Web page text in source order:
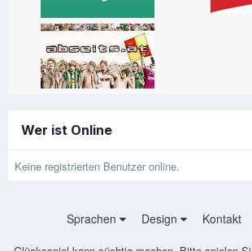
Wer ist Online
Keine registrierten Benutzer online.
Sprachen Design Kontakt